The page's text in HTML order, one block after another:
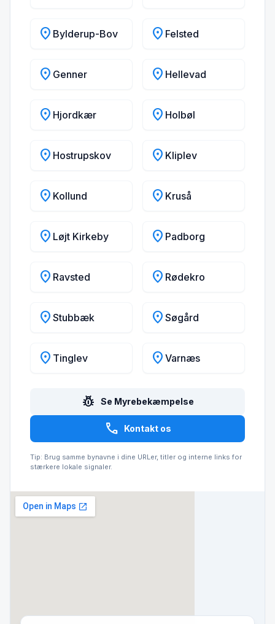
location_on Bylderup-Bov location_on Felsted
location_on Genner location_on Hellevad
location_on Hjordkær location_on Holbøl
location_on Hostrupskov location_on Kliplev
location_on Kollund location_on Kruså
location_on Løjt Kirkeby location_on Padborg
location_on Ravsted location_on Rødekro
location_on Stubbæk location_on Søgård
location_on Tinglev location_on Varnæs
pest_control Se Myrebekæmpelse
call Kontakt os
Tip: Brug samme bynavne i dine URLer, titler og interne links for
stærkere lokale signaler.